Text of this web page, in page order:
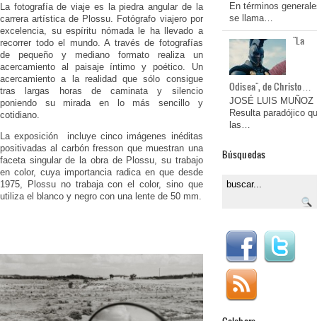
La fotografía de viaje es la piedra angular de la
carrera artística de Plossu. Fotógrafo viajero por
excelencia, su espíritu nómada le ha llevado a
recorrer todo el mundo. A través de fotografías
de pequeño y mediano formato realiza un
acercamiento al paisaje íntimo y poético. Un
acercamiento a la realidad que sólo consigue
tras largas horas de caminata y silencio
poniendo su mirada en lo más sencillo y
cotidiano.
La exposición incluye cinco imágenes inéditas
positivadas al carbón fresson que muestran una
faceta singular de la obra de Plossu, su trabajo
en color, cuya importancia radica en que desde
1975, Plossu no trabaja con el color, sino que
utiliza el blanco y negro con una lente de 50 mm.
En términos
se llama…
"La
Odisea", de Christo…
JOSÉ LUIS MUÑOZ
Resulta paradójico
las…
Búsquedas